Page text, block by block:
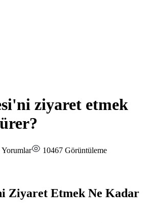
ziyaret etmek
Yorumlar 10467 Görüntüleme
Ziyaret Etmek Ne Kadar